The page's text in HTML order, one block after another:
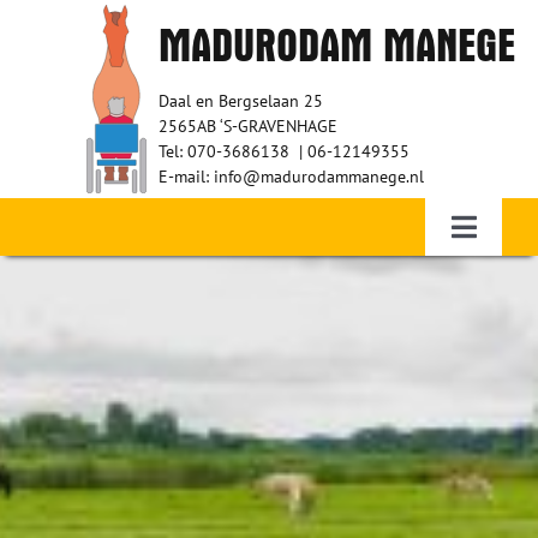
MADURODAM MANEGE
Daal en Bergselaan 25
2565AB ‘S-GRAVENHAGE
Tel: 070-3686138 | 06-12149355
E-mail: info@madurodammanege.nl
Toggle
Home – Therapeutisch paardrijden
RUITERS
VRIJWILLIGERS
SPONSORS